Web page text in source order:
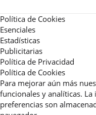
Política de Cookies
Esenciales
Estadísticas
Publicitarias
Política de Privacidad
Política de Cookies
Para mejorar aún más
funcionales y analíticas.
preferencias son